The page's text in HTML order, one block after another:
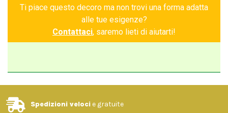
Ti piace questo decoro ma non trovi una forma adatta
alle tue esigenze?
Contattaci, saremo lieti di aiutarti!
Spedizioni veloci e gratuite